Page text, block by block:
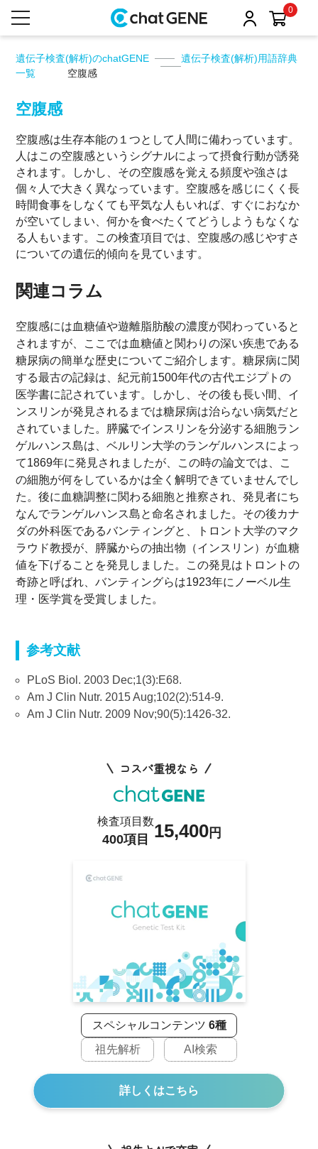
0
遺伝子検査(解析)のchatGENE
遺伝子検査(解析)用語辞典
一覧
空腹感
空腹感
空腹感は生存本能の１つとして人間に備わっています。
人はこの空腹感というシグナルによって摂食行動が誘発
されます。しかし、その空腹感を覚える頻度や強さは
個々人で大きく異なっています。空腹感を感じにくく長
時間食事をしなくても平気な人もいれば、すぐにおなか
が空いてしまい、何かを食べたくてどうしようもなくな
る人もいます。この検査項目では、空腹感の感じやすさ
についての遺伝的傾向を見ています。
関連コラム
空腹感には血糖値や遊離脂肪酸の濃度が関わっていると
されますが、ここでは血糖値と関わりの深い疾患である
糖尿病の簡単な歴史についてご紹介します。糖尿病に関
する最古の記録は、紀元前1500年代の古代エジプトの
医学書に記されています。しかし、その後も長い間、イ
ンスリンが発見されるまでは糖尿病は治らない病気だと
されていました。膵臓でインスリンを分泌する細胞ラン
ゲルハンス島は、ベルリン大学のランゲルハンスによっ
て1869年に発見されましたが、この時の論文では、こ
の細胞が何をしているかは全く解明できていませんでし
た。後に血糖調整に関わる細胞と推察され、発見者にち
なんでランゲルハンス島と命名されました。その後カナ
ダの外科医であるバンティングと、トロント大学のマク
ラウド教授が、膵臓からの抽出物（インスリン）が血糖
値を下げることを発見しました。この発見はトロントの
奇跡と呼ばれ、バンティングらは1923年にノーベル生
理・医学賞を受賞しました。
参考文献
PLoS Biol. 2003 Dec;1(3):E68.
Am J Clin Nutr. 2015 Aug;102(2):514-9.
Am J Clin Nutr. 2009 Nov;90(5):1426-32.
コスパ重視なら
検査項目数
400項目 15,400円
スペシャルコンテンツ 6種
祖先解析
AI検索
詳しくはこちら